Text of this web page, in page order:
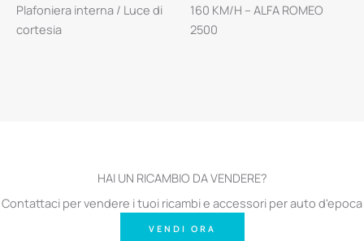
Plafoniera interna / Luce di
cortesia
160 KM/H – ALFA ROMEO
2500
HAI UN RICAMBIO DA VENDERE?
Contattaci per vendere i tuoi ricambi e accessori per auto d'epoca
VENDI ORA